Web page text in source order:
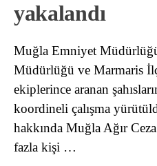
yakalandı
Muğla Emniyet
Müdürlüğü ve Marmaris
ekiplerince aranan
koordineli çalışma
hakkında Muğla Ağır
fazla kişi …